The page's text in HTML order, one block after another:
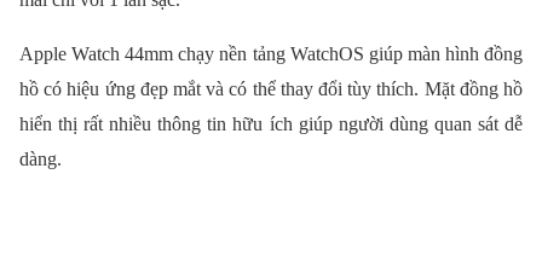
Apple Watch 44mm chạy nền tảng WatchOS giúp màn hình đồng
hồ có hiệu ứng đẹp mắt và có thể thay đổi tùy thích. Mặt đồng hồ
hiển thị rất nhiều thông tin hữu ích giúp người dùng quan sát dễ
dàng.